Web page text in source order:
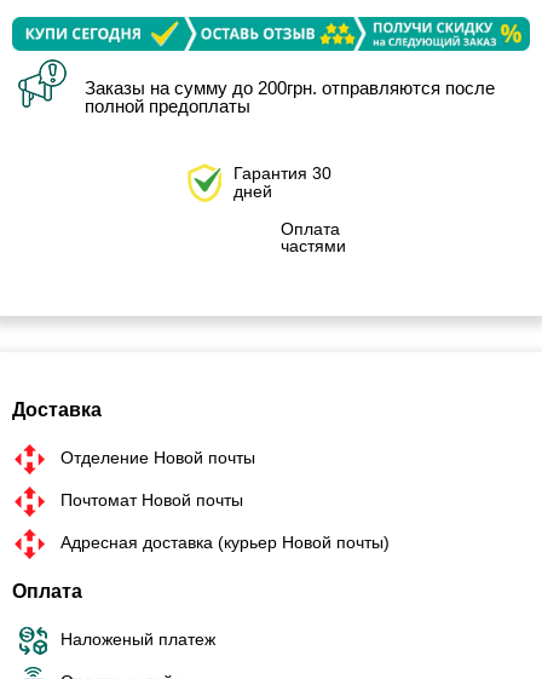
Заказы на сумму до 200грн. отправляются после
полной предоплаты
Гарантия 30
дней
Оплата
частями
Доставка
Отделение Новой почты
Почтомат Новой почты
Адресная доставка (курьер Новой почты)
Оплата
Наложеный платеж